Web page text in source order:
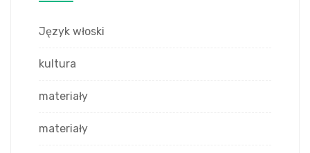
Język włoski
kultura
materiały
materiały